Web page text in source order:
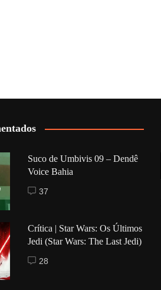
Suco de Umbivis 09 – Dendê
Voice Bahia
37
Crítica | Star Wars: Os Últimos
Jedi (Star Wars: The Last Jedi)
28